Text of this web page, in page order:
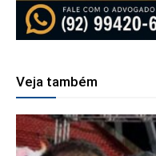
Veja também